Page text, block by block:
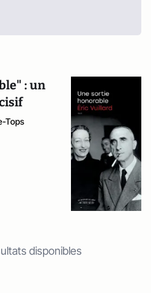
: un
Tops
disponibles